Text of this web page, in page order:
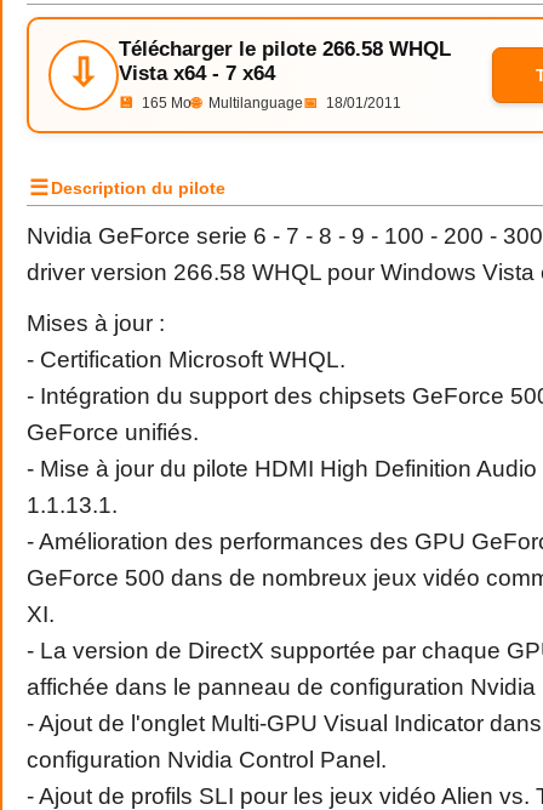
⇩
Télécharger le pilote 266.58 WHQL
Vista x64 - 7 x64
💾 165 Mo🌐 Multilanguage📅 18/01/2011
☰Description du pilote
Nvidia GeForce serie 6 - 7 - 8 - 9 - 100 - 200 -
driver version 266.58 WHQL pour Windows Vista
Mises à jour :
- Certification Microsoft WHQL.
- Intégration du support des chipsets GeForce
GeForce unifiés.
- Mise à jour du pilote HDMI High Definition
1.1.13.1.
- Amélioration des performances des GPU
GeForce 500 dans de nombreux jeux vidéo
XI.
- La version de DirectX supportée par chaque
affichée dans le panneau de configuration Nvidia
- Ajout de l'onglet Multi-GPU Visual Indicator
configuration Nvidia Control Panel.
- Ajout de profils SLI pour les jeux vidéo Alien vs.